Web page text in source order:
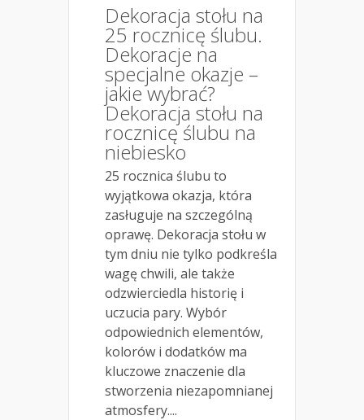
Dekoracja stołu na
25 rocznicę ślubu.
Dekoracje na
specjalne okazje –
jakie wybrać?
Dekoracja stołu na
rocznicę ślubu na
niebiesko
25 rocznica ślubu to
wyjątkowa okazja, która
zasługuje na szczególną
oprawę. Dekoracja stołu w
tym dniu nie tylko podkreśla
wagę chwili, ale także
odzwierciedla historię i
uczucia pary. Wybór
odpowiednich elementów,
kolorów i dodatków ma
kluczowe znaczenie dla
stworzenia niezapomnianej
atmosfery....